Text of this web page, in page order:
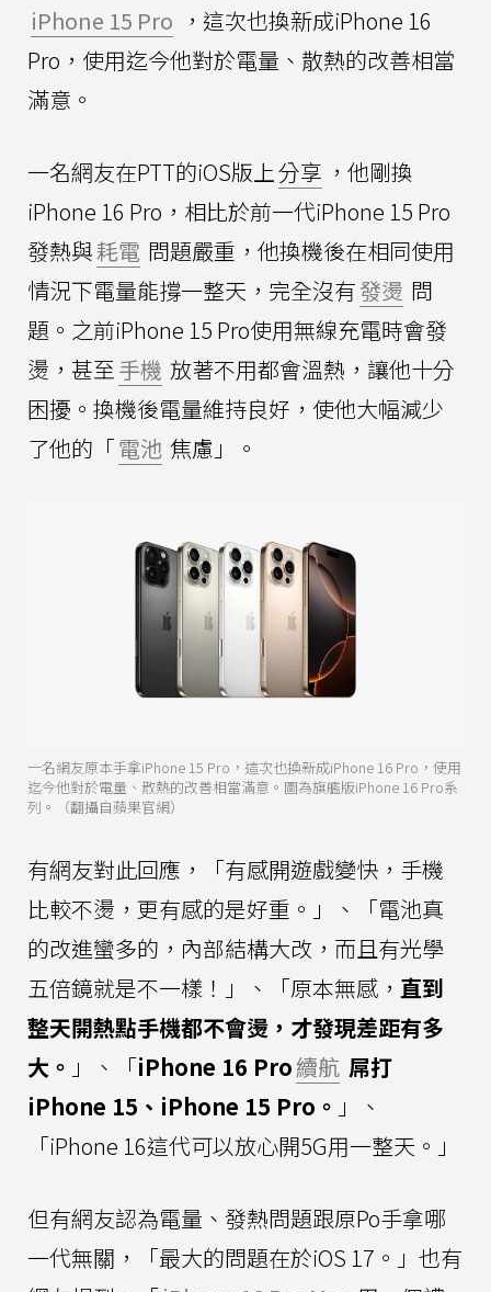
iPhone 15 Pro ，這次也換新成iPhone 16
Pro，使用迄今他對於電量、散熱的改善相當
滿意。
一名網友在PTT的iOS版上分享 ，他剛換
iPhone 16 Pro，相比於前一代iPhone 15 Pro
發熱與耗電 問題嚴重，他換機後在相同使用
情況下電量能撐一整天，完全沒有發燙 問
題。之前iPhone 15 Pro使用無線充電時會發
燙，甚至 手機 放著不用都會溫熱，讓他十分
困擾。換機後電量維持良好，使他大幅減少
了他的「電池 焦慮」。
一名網友原本手拿iPhone 15 Pro，這次也換新成iPhone 16 Pro，使用
迄今他對於電量、散熱的改善相當滿意。圖為旗艦版iPhone 16 Pro系
列。（翻攝自蘋果官網）
有網友對此回應，「有感開遊戲變快，手機
比較不燙，更有感的是好重。」、「電池真
的改進蠻多的，內部結構大改，而且有光學
五倍鏡就是不一樣！」、「原本無感， 直到
整天開熱點手機都不會燙，才發現差距有多
大。 」、「iPhone 16 Pro續航 屌打
iPhone 15、iPhone 15 Pro。 」、
「iPhone 16這代可以放心開5G用一整天。」
但有網友認為電量、發熱問題跟原Po手拿哪
一代無關，「最大的問題在於iOS 17。」也有